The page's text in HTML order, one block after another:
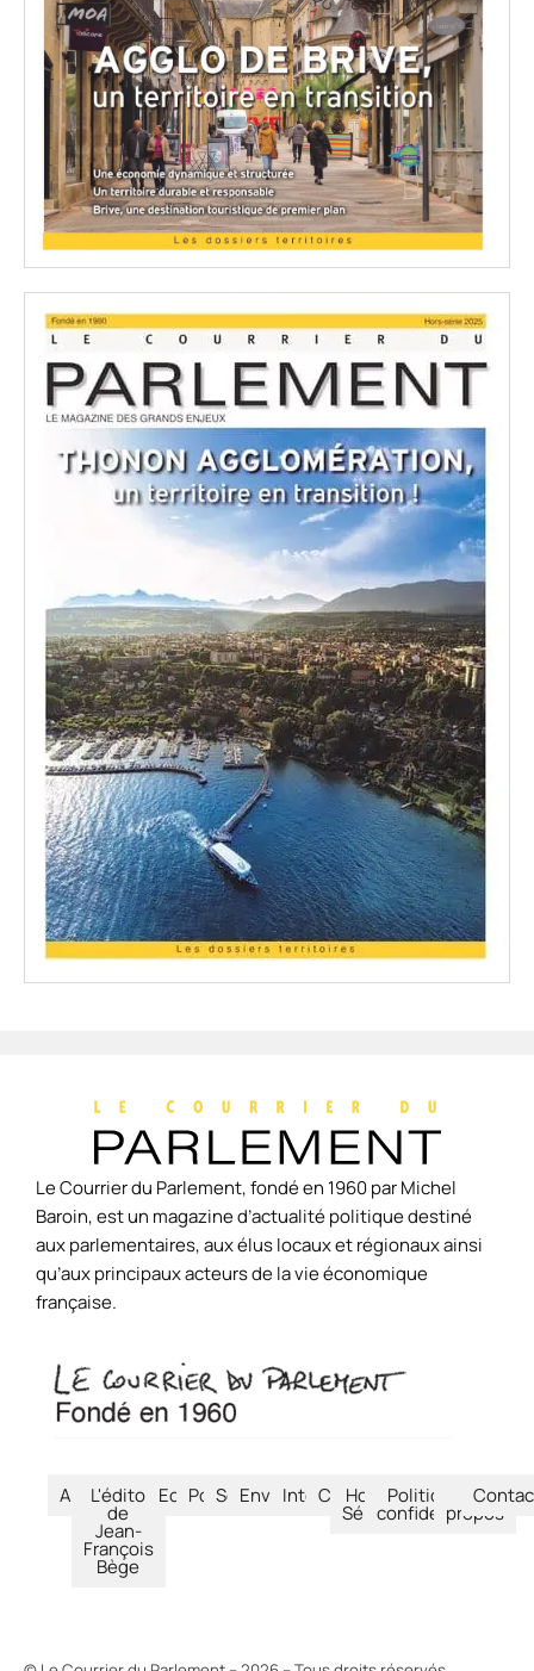
Le Courrier du Parlement, fondé en 1960 par Michel
Baroin, est un magazine d’actualité politique destiné
aux parlementaires, aux élus locaux et régionaux ainsi
qu’aux principaux acteurs de la vie économique
française.
Accueil
L'édito
de
Jean-
François
Bège
Economie
Politique
SociétéEnvironnement
International
CultureHors-
Séries
Politique de
confidentialité
À
propos